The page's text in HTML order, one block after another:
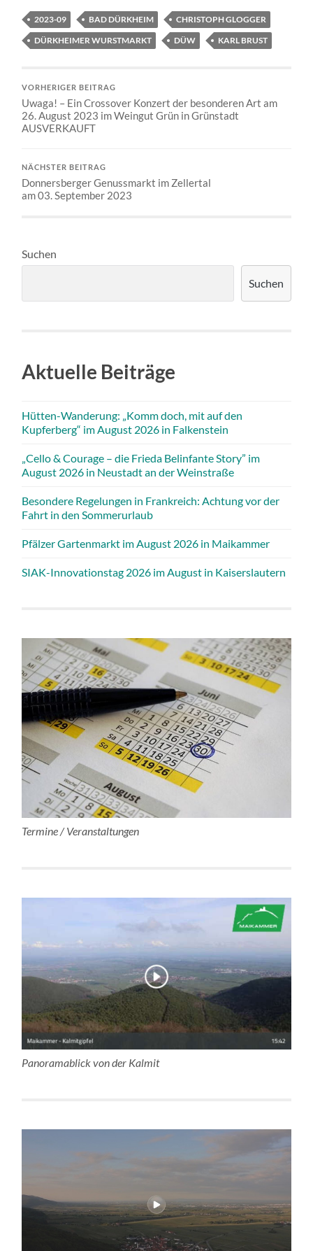
2023-09 BAD DÜRKHEIM
CHRISTOPH GLOGGER
DÜRKHEIMER WURSTMARKT
DÜW KARL BRUST
VORHERIGER BEITRAG
Uwaga! – Ein Crossover Konzert der besonderen Art am
26. August 2023 im Weingut Grün in Grünstadt
AUSVERKAUFT
NÄCHSTER BEITRAG
Donnersberger Genussmarkt im Zellertal
am 03. September 2023
Suchen
Suchen
Aktuelle Beiträge
Hütten-Wanderung: „Komm doch, mit auf den
Kupferberg“ im August 2026 in Falkenstein
„Cello & Courage – die Frieda Belinfante Story” im
August 2026 in Neustadt an der Weinstraße
Besondere Regelungen in Frankreich: Achtung vor der
Fahrt in den Sommerurlaub
Pfälzer Gartenmarkt im August 2026 in Maikammer
SIAK-Innovationstag 2026 im August in Kaiserslautern
Termine / Veranstaltungen
Panoramablick von der Kalmit